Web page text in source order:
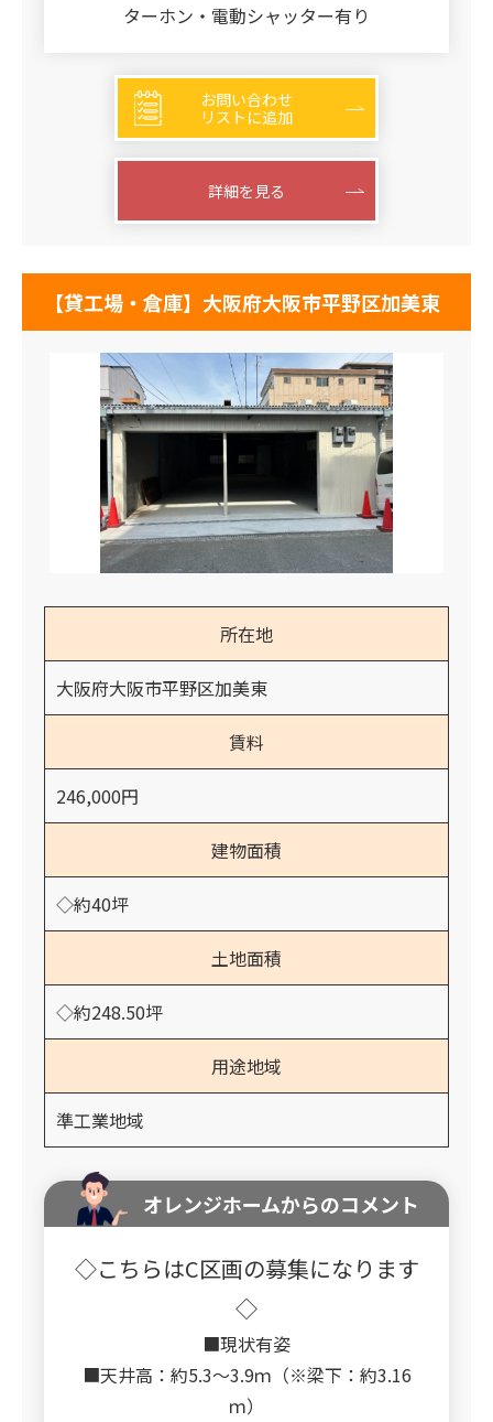
ターホン・電動シャッター有り
お問い合わせ
リストに追加
詳細を見る
【貸工場・倉庫】大阪府大阪市平野区加美東
所在地
大阪府大阪市平野区加美東
賃料
246,000円
建物面積
◇約40坪
土地面積
◇約248.50坪
用途地域
準工業地域
オレンジホームからのコメント
◇こちらはC区画の募集になります
◇
■現状有姿
■天井高：約5.3～3.9ｍ（※梁下：約3.16
ｍ）